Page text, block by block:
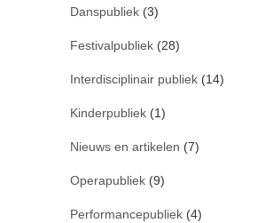
Danspubliek (3)
Festivalpubliek (28)
Interdisciplinair publiek (14)
Kinderpubliek (1)
Nieuws en artikelen (7)
Operapubliek (9)
Performancepubliek (4)